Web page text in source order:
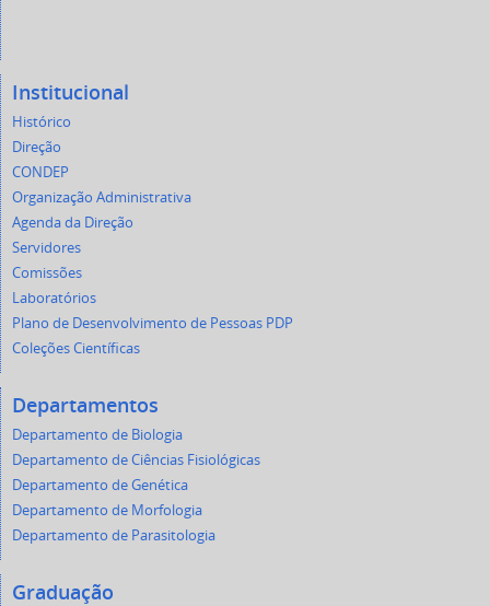
Institucional
Histórico
Direção
CONDEP
Organização Administrativa
Agenda da Direção
Servidores
Comissões
Laboratórios
Plano de Desenvolvimento de Pessoas PDP
Coleções Científicas
Departamentos
Departamento de Biologia
Departamento de Ciências Fisiológicas
Departamento de Genética
Departamento de Morfologia
Departamento de Parasitologia
Graduação